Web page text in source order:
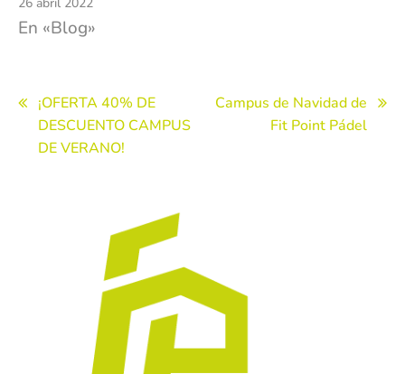
En «Blog»
Navegación
de
¡OFERTA 40% DE
DESCUENTO CAMPUS
DE VERANO!
Campus de Navidad de
Fit Point Pádel